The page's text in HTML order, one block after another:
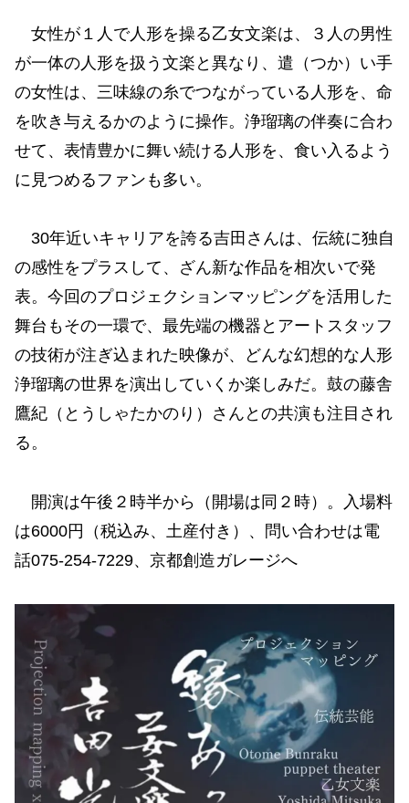
女性が１人で人形を操る乙女文楽は、３人の男性
が一体の人形を扱う文楽と異なり、遣（つか）い手
の女性は、三味線の糸でつながっている人形を、命
を吹き与えるかのように操作。浄瑠璃の伴奏に合わ
せて、表情豊かに舞い続ける人形を、食い入るよう
に見つめるファンも多い。
30年近いキャリアを誇る吉田さんは、伝統に独自
の感性をプラスして、ざん新な作品を相次いで発
表。今回のプロジェクションマッピングを活用した
舞台もその一環で、最先端の機器とアートスタッフ
の技術が注ぎ込まれた映像が、どんな幻想的な人形
浄瑠璃の世界を演出していくか楽しみだ。鼓の藤舎
鷹紀（とうしゃたかのり）さんとの共演も注目され
る。
開演は午後２時半から（開場は同２時）。入場料
は6000円（税込み、土産付き）、問い合わせは電
話075-254-7229、京都創造ガレージへ